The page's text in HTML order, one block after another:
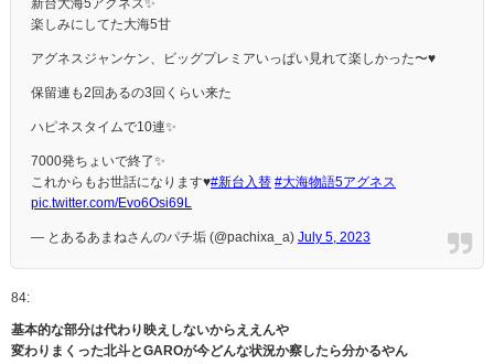
新台大海5アグネス✨️
楽しみにしてた大海5甘
アグネスジャンケン、ビッグプレミアいっぱい見れて楽しかった〜♥️
保留連も2回あるの3回くらい来た
ハピネスタイムで10連✨️
7000発ちょいで終了✨️
これからもお世話になります♥️#新台入替 #大海物語5アグネス
pic.twitter.com/Evo6Osi69L
— とあるあまねさんのパチ垢 (@pachixa_a) July 5, 2023
84:
基本的な部分は代わり映えしないからええんや
変わりまくった北斗とGAROが今どんな状況か察したら分かるやん